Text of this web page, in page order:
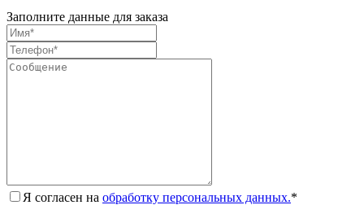
Заполните данные для заказа
Я согласен на обработку персональных данных.*